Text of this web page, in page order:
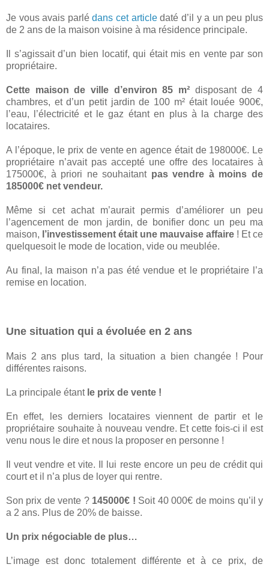
Je vous avais parlédans cet articledaté d’il y a un peu plus
de 2 ans de la maison voisine à ma résidence principale.
Il s’agissait d’un bien locatif, qui était mis en vente par son
propriétaire.
Cette maison de ville d’environ 85 m² disposant de 4
chambres, et d’un petit jardin de 100 m² était louée 900€,
l’eau, l’électricité et le gaz étant en plus à la charge des
locataires.
A l’époque, le prix de vente en agence était de 198000€. Le
propriétaire n’avait pas accepté une offre des locataires à
175000€, à priori ne souhaitant pas vendre à moins de
185000€ net vendeur.
Même si cet achat m’aurait permis d’améliorer un peu
l’agencement de mon jardin, de bonifier donc un peu ma
maison, l’investissement était une mauvaise affaire ! Et ce
quelquesoit le mode de location, vide ou meublée.
Au final, la maison n’a pas été vendue et le propriétaire l’a
remise en location.
Une situation qui a évoluée en 2 ans
Mais 2 ans plus tard, la situation a bien changée ! Pour
différentes raisons.
La principale étant le prix de vente !
En effet, les derniers locataires viennent de partir et le
propriétaire souhaite à nouveau vendre. Et cette fois-ci il est
venu nous le dire et nous la proposer en personne !
Il veut vendre et vite. Il lui reste encore un peu de crédit qui
court et il n’a plus de loyer qui rentre.
Son prix de vente ? 145000€ ! Soit 40 000€ de moins qu’il y
a 2 ans. Plus de 20% de baisse.
Un prix négociable de plus…
L’image est donc totalement différente et à ce prix, de